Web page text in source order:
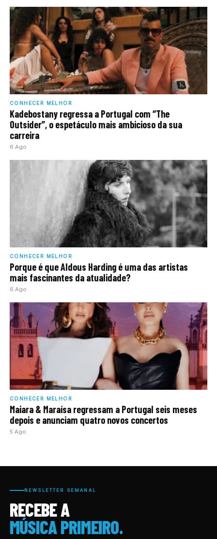
CONHECER MELHOR
Kadebostany regressa a Portugal com “The
Outsider”, o espetáculo mais ambicioso da sua
carreira
6 Ago
CONHECER MELHOR
Porque é que Aldous Harding é uma das artistas
mais fascinantes da atualidade?
6 Ago
CONHECER MELHOR
Maiara & Maraísa regressam a Portugal seis meses
depois e anunciam quatro novos concertos
5 Ago
NEWSLETTER SEMANAL
RECEBE A
MÚSICA PRIMEIRO.